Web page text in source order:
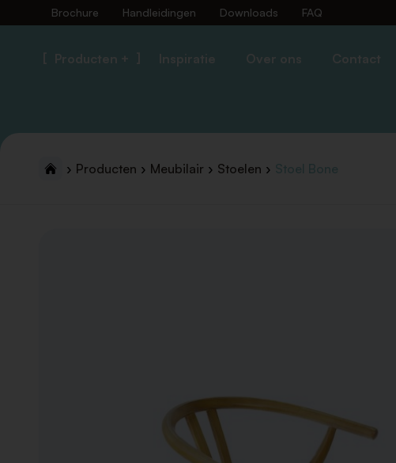
Brochure Handleidingen Downloads FAQ
Producten + Inspiratie Over ons Contact
Producten Meubilair Stoelen Stoel Bone